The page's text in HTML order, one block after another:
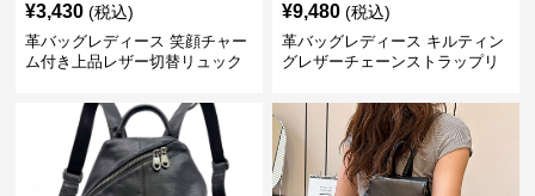
¥3,430 (税込)
革バッグレディース 笑顔チャー
ム付き上品レザー切替リュック
¥9,480 (税込)
革バッグレディース キルティン
グレザーチェーンストラップリ